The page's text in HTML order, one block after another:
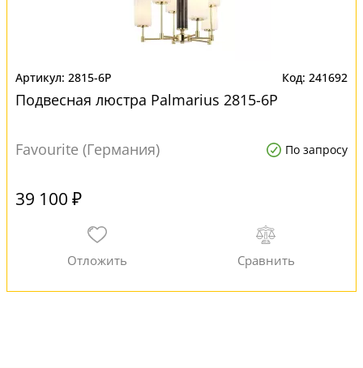
2815-6P 241692
Подвесная люстра Palmarius 2815-6P
Favourite (Германия) По запросу
39 100 ₽